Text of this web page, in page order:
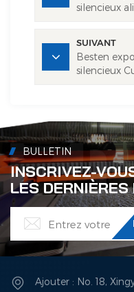
silencieux
SUIVANT
Besten
silencieux
BULLETIN
INSCRIVEZ-
LES
Ajouter : No. 18,